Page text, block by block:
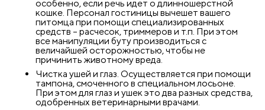
особенно, если речь идет о длинношерстной
кошке. Персонал гостиницы вычешет вашего
питомца при помощи специализированных
средств – расчесок, триммеров и т.п. При этом
все манипуляции буту производиться с
величайшей осторожностью, чтобы не
причинить животному вреда.
Чистка ушей и глаз. Осуществляется при помощи
тампона, смоченного в специальном лосьоне.
При этом для глаз и ушек это два разных средства,
одобренных ветеринарными врачами.